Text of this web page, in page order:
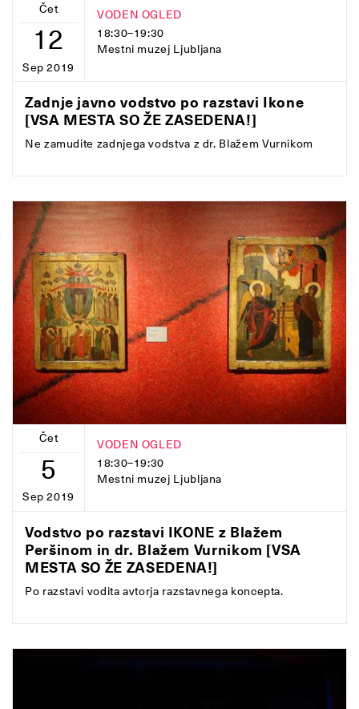
Čet
12
Sep 2019
VODEN OGLED
18:30–19:30
Mestni muzej Ljubljana
Zadnje javno vodstvo po razstavi Ikone
[VSA MESTA SO ŽE ZASEDENA!]
Ne zamudite zadnjega vodstva z dr. Blažem Vurnikom
Čet
5
Sep 2019
VODEN OGLED
18:30–19:30
Mestni muzej Ljubljana
Vodstvo po razstavi IKONE z Blažem
Peršinom in dr. Blažem Vurnikom [VSA
MESTA SO ŽE ZASEDENA!]
Po razstavi vodita avtorja razstavnega koncepta.